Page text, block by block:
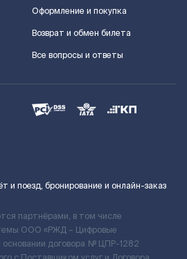
Оформление и покупка
Возврат и обмен билета
Все вопросы и ответы
и поезд, бронирование и онлайн-заказ
партнёрами, в том числе
ООО «РЖД – Цифровые
основании договора № ЦПР-1282